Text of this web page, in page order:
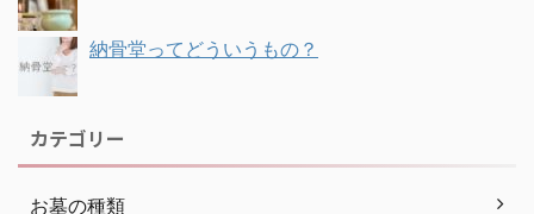
納骨堂ってどういうもの？
カテゴリー
お墓の種類